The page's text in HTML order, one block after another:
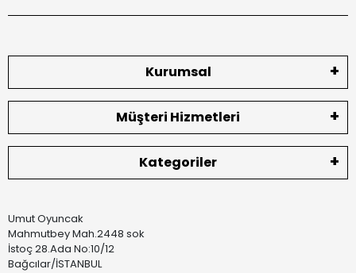
Kurumsal
Müşteri Hizmetleri
Kategoriler
Umut Oyuncak
Mahmutbey Mah.2448 sok
İstoç 28.Ada No:10/12
Bağcılar/İSTANBUL